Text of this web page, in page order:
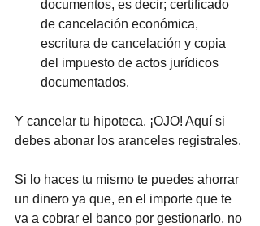
documentos, es decir; certificado
de cancelación económica,
escritura de cancelación y copia
del impuesto de actos jurídicos
documentados.
Y cancelar tu hipoteca. ¡OJO! Aquí si
debes abonar los aranceles registrales.
Si lo haces tu mismo te puedes ahorrar
un dinero ya que, en el importe que te
va a cobrar el banco por gestionarlo, no